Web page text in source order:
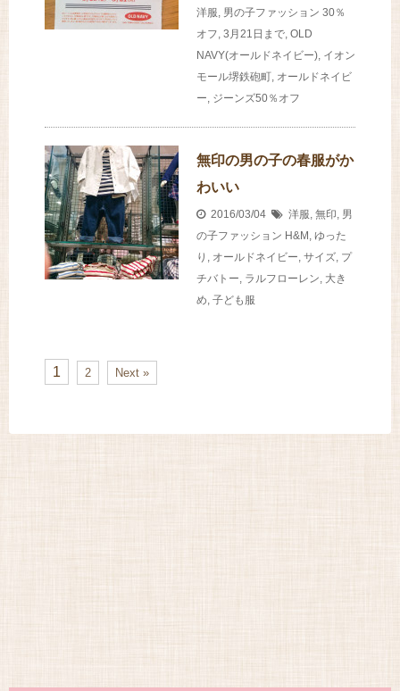
洋服, 男の子ファッション 30％
オフ, 3月21日まで, OLD
NAVY(オールドネイビー), イオン
モール堺鉄砲町, オールドネイビ
ー, ジーンズ50％オフ
無印の男の子の春服がか
わいい
2016/03/04 洋服, 無印, 男
の子ファッション H&M , ゆった
り , オールドネイビー, サイズ, プ
チバトー, ラルフローレン, 大き
め, 子ども服
1 2 Next »